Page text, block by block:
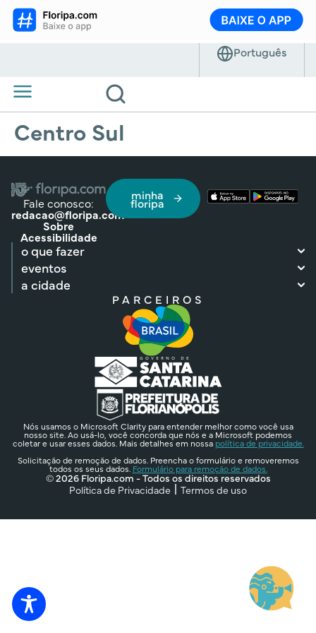
Centro Sul
Fale conosco:
redacao@floripa.com
Sobre
Acessibilidade
minha
floripa
o que fazer
eventos
a cidade
PARCEIROS
Nós usamos o Microsoft Clarity para entender melhor como você usa
nosso site. Ao usá-lo, você concorda que nós e a Microsoft podemos
coletar e usar esses dados. Mais detalhes em nossa política de privacidade.
Solicitação de remoção de dados. Preencha o formulário e removeremos
todos os seus dados. Formulário para remoção de dados.
© 2026 Floripa.com - Todos os direitos reservados
Política de Privacidade
Termos de uso